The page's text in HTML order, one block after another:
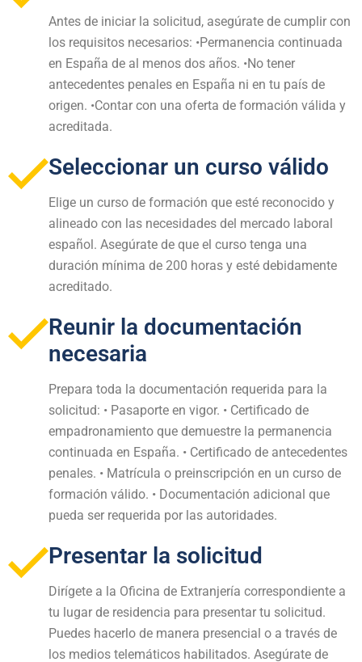
Antes de iniciar la solicitud, asegúrate de cumplir con
los requisitos necesarios: •Permanencia continuada
en España de al menos dos años. •No tener
antecedentes penales en España ni en tu país de
origen. •Contar con una oferta de formación válida y
acreditada.
Seleccionar un curso válido
Elige un curso de formación que esté reconocido y
alineado con las necesidades del mercado laboral
español. Asegúrate de que el curso tenga una
duración mínima de 200 horas y esté debidamente
acreditado.
Reunir la documentación
necesaria
Prepara toda la documentación requerida para la
solicitud: • Pasaporte en vigor. • Certificado de
empadronamiento que demuestre la permanencia
continuada en España. • Certificado de antecedentes
penales. • Matrícula o preinscripción en un curso de
formación válido. • Documentación adicional que
pueda ser requerida por las autoridades.
Presentar la solicitud
Dirígete a la Oficina de Extranjería correspondiente a
tu lugar de residencia para presentar tu solicitud.
Puedes hacerlo de manera presencial o a través de
los medios telemáticos habilitados. Asegúrate de